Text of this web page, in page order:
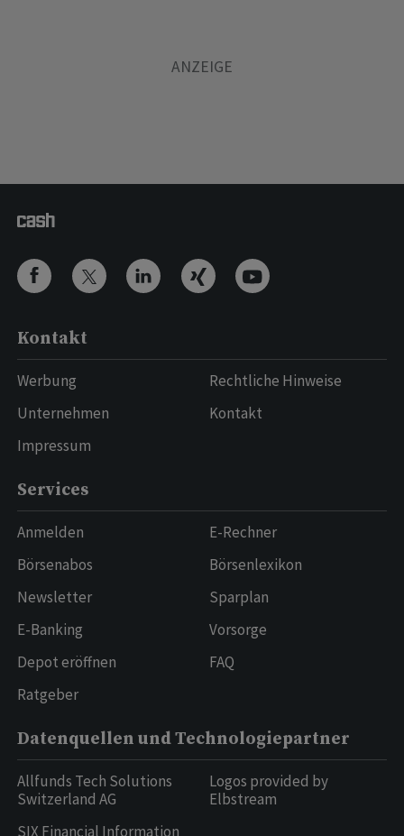
Kontakt
Werbung
Unternehmen
Impressum
Rechtliche Hinweise
Kontakt
Services
Anmelden
Börsenabos
Newsletter
E-Banking
Depot eröffnen
Ratgeber
E-Rechner
Börsenlexikon
Sparplan
Vorsorge
FAQ
Datenquellen und Technologiepartner
Allfunds Tech Solutions
Switzerland AG
SIX Financial Information
Logos provided by
Elbstream